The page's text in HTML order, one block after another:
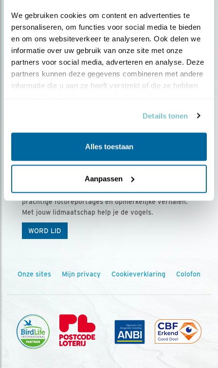
We gebruiken cookies om content en advertenties te
personaliseren, om functies voor social media te bieden
en om ons websiteverkeer te analyseren. Ook delen we
informatie over uw gebruik van onze site met onze
partners voor social media, adverteren en analyse. Deze
partners kunnen deze gegevens combineren met andere
informatie die u aan ze heeft verstrekt of die ze hebben
Details tonen
Alles toestaan
Aanpassen
Ontvang 5 x Vogels voor € 36,00 per jaar
Vogels is het tijdschrift voor onze leden, met
prachtige fotoreportages en opmerkelijke verhalen.
Met jouw lidmaatschap help je de vogels.
WORD LID
Onze sites Mijn privacy Cookieverklaring Colofon